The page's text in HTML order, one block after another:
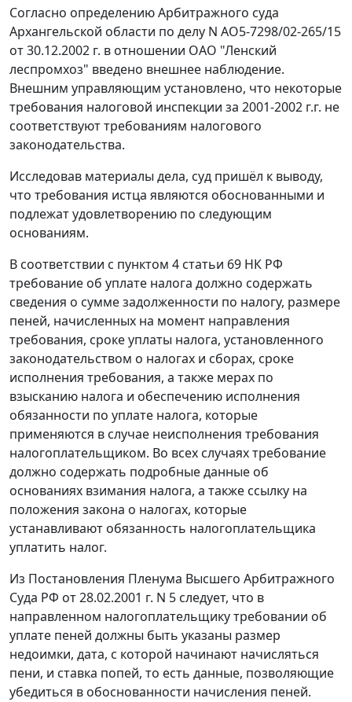
Согласно определению Арбитражного суда
Архангельской области по делу N АО5-7298/02-265/15
от 30.12.2002 г. в отношении ОАО "Ленский
леспромхоз" введено внешнее наблюдение.
Внешним управляющим установлено, что некоторые
требования налоговой инспекции за 2001-2002 г.г. не
соответствуют требованиям налогового
законодательства.
Исследовав материалы дела, суд пришёл к выводу,
что требования истца являются обоснованными и
подлежат удовлетворению по следующим
основаниям.
В соответствии с пунктом 4 статьи 69 НК РФ
требование об уплате налога должно содержать
сведения о сумме задолженности по налогу, размере
пеней, начисленных на момент направления
требования, сроке уплаты налога, установленного
законодательством о налогах и сборах, сроке
исполнения требования, а также мерах по
взысканию налога и обеспечению исполнения
обязанности по уплате налога, которые
применяются в случае неисполнения требования
налогоплательщиком. Во всех случаях требование
должно содержать подробные данные об
основаниях взимания налога, а также ссылку на
положения закона о налогах, которые
устанавливают обязанность налогоплательщика
уплатить налог.
Из Постановления Пленума Высшего Арбитражного
Суда РФ от 28.02.2001 г. N 5 следует, что в
направленном налогоплательщику требовании об
уплате пеней должны быть указаны размер
недоимки, дата, с которой начинают начисляться
пени, и ставка попей, то есть данные, позволяющие
убедиться в обоснованности начисления пеней.